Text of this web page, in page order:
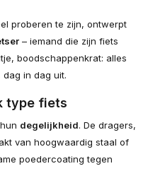
proberen te zijn, ontwerpt
– iemand die zijn fiets
boodschappenkrat: alles
in dag uit.
type fiets
degelijkheid. De dragers,
van hoogwaardig staal of
poedercoating tegen